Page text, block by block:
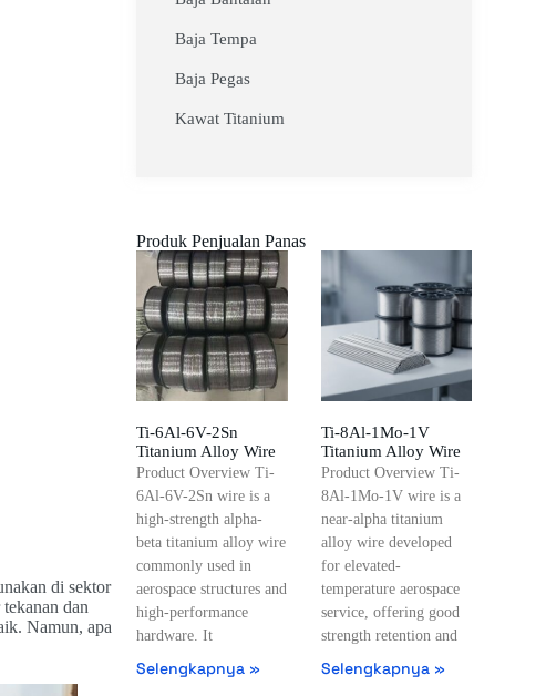
di sektor
dan
Namun, apa
Baja Tempa
Baja Pegas
Kawat Titanium
Produk Penjualan Panas
Ti-6Al-6V-2Sn
Titanium Alloy Wire
Product Overview Ti-
6Al-6V-2Sn wire is a
high-strength alpha-
beta titanium alloy wire
commonly used in
aerospace structures and
high-performance
hardware. It
Selengkapnya »
Ti-8Al-1Mo-1V
Titanium Alloy Wire
Product Overview Ti-
8Al-1Mo-1V wire is a
near-alpha titanium
alloy wire developed
for elevated-
temperature aerospace
service, offering good
strength retention and
Selengkapnya »